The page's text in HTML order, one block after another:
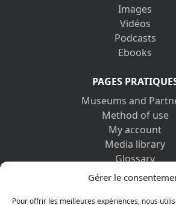
Gérer le
Pour offrir les meilleures expériences, nous
Images
Vidéos
Podcasts
Ebooks
PAGES
Museums and
Method of use
My account
Media library
Glossary
Contact us
Privacy policy